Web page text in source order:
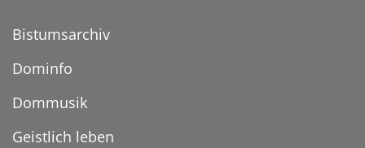
Bistumsarchiv
Dominfo
Dommusik
Geistlich leben